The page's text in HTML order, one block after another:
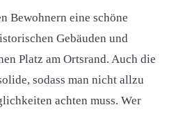
Bewohnern eine schöne
Gebäuden und
Platz am Ortsrand. Auch die
sodass man nicht allzu
achten muss. Wer